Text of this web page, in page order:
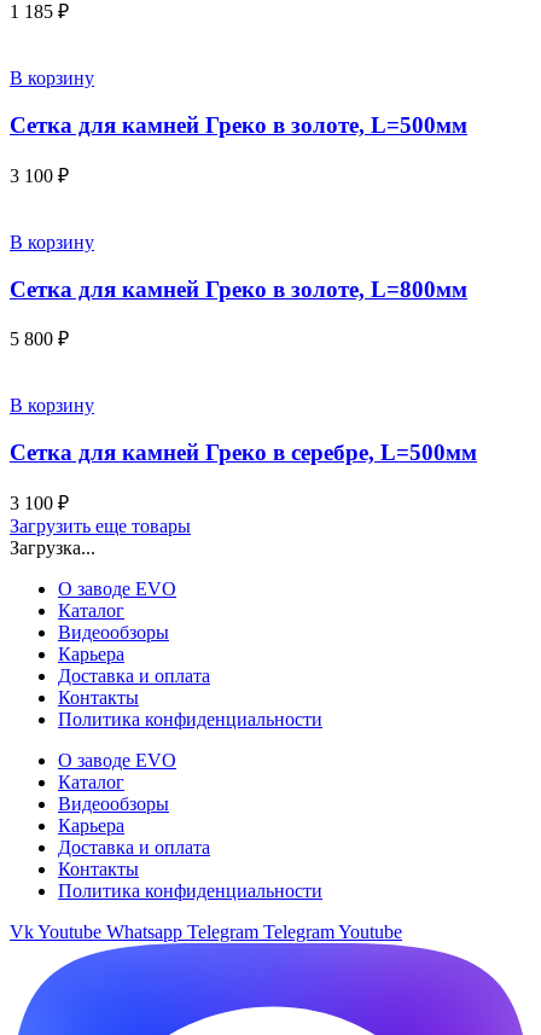
1 185 ₽
В корзину
Сетка для камней Греко в золоте, L=500мм
3 100 ₽
В корзину
Сетка для камней Греко в золоте, L=800мм
5 800 ₽
В корзину
Сетка для камней Греко в серебре, L=500мм
3 100 ₽
Загрузить еще товары
Загрузка...
О заводе EVO
Каталог
Видеообзоры
Карьера
Доставка и оплата
Контакты
Политика конфиденциальности
О заводе EVO
Каталог
Видеообзоры
Карьера
Доставка и оплата
Контакты
Политика конфиденциальности
VkYoutube Whatsapp Telegram TelegramYoutube